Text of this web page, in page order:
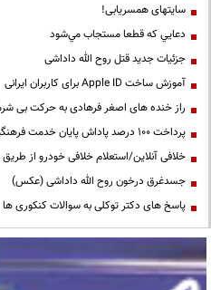
سایتهای همسریابی!
دعايي كه قطعا مستجاب مي‌شود
جزئیات جدید قتل روح الله داداشی
آموزش ساخت Apple ID برای کاربران ایرانی
راز خنده های اصغر فرهادی به حرکت بی
پرداخت ۱۰۰ درصد پاداش پایان خدمت فرهنگیان
خلافی آنلاین/استعلام خلافی خودرو از طریق
جسدغرق درخون روح الله داداشی (عکس)
پاسخ های دکتر توکلی به سوالات کنکوری ها